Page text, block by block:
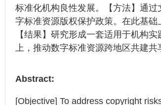
标准化机构良性发展。【方法】通
字标准资源版权保护政策。在此基
【结果】研究形成一套适用于机构
上，推动数字标准资源跨地区共建共
Abstract:
[Objective] To address copyright